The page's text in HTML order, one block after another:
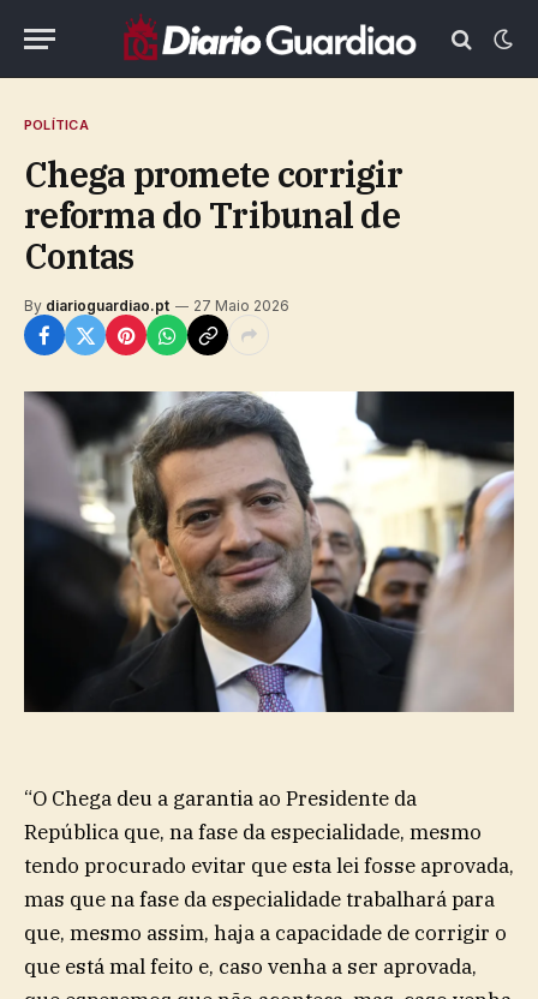
POLÍTICA
Chega promete corrigir
reforma do Tribunal de
Contas
By diarioguardiao.pt 27 Maio 2026
“O Chega deu a garantia ao Presidente da
República que, na fase da especialidade, mesmo
tendo procurado evitar que esta lei fosse aprovada,
mas que na fase da especialidade trabalhará para
que, mesmo assim, haja a capacidade de corrigir o
que está mal feito e, caso venha a ser aprovada,